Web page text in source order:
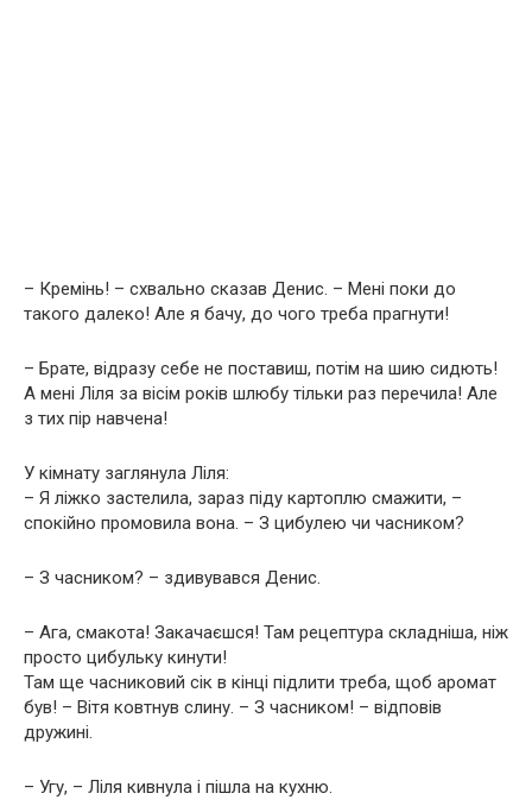
– Кремінь! – схвально сказав Денис. – Мені поки до
такого далеко! Але я бачу, до чого треба прагнути!
– Брате, відразу себе не поставиш, потім на шию сидють!
А мені Ліля за вісім років шлюбу тільки раз перечила! Але
з тих пір навчена!
У кімнату заглянула Ліля:
– Я ліжко застелила, зараз піду картоплю смажити, –
спокійно промовила вона. – З цибулею чи часником?
– З часником? – здивувався Денис.
– Ага, смакота! Закачаєшся! Там рецептура складніша, ніж
просто цибульку кинути!
Там ще часниковий сік в кінці підлити треба, щоб аромат
був! – Вітя ковтнув слину. – З часником! – відповів
дружині.
– Угу, – Ліля кивнула і пішла на кухню.